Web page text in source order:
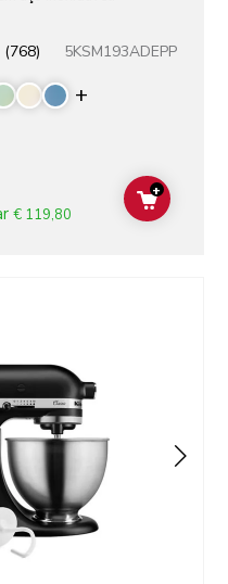
(768) 5KSM193ADEPP
Display more
€ 119,80 ADD TO
+